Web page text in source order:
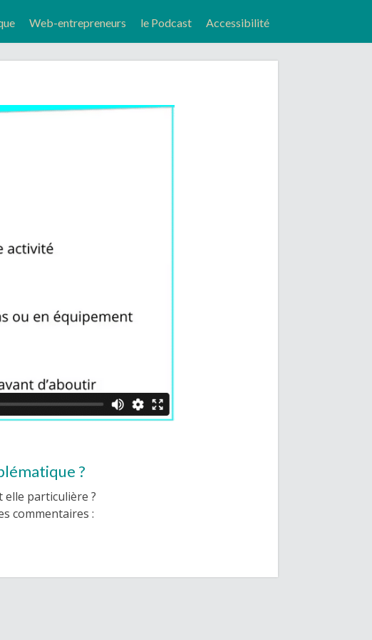
Web-entrepreneurs le Podcast Accessibilité
?
elle particulière ?
commentaires :